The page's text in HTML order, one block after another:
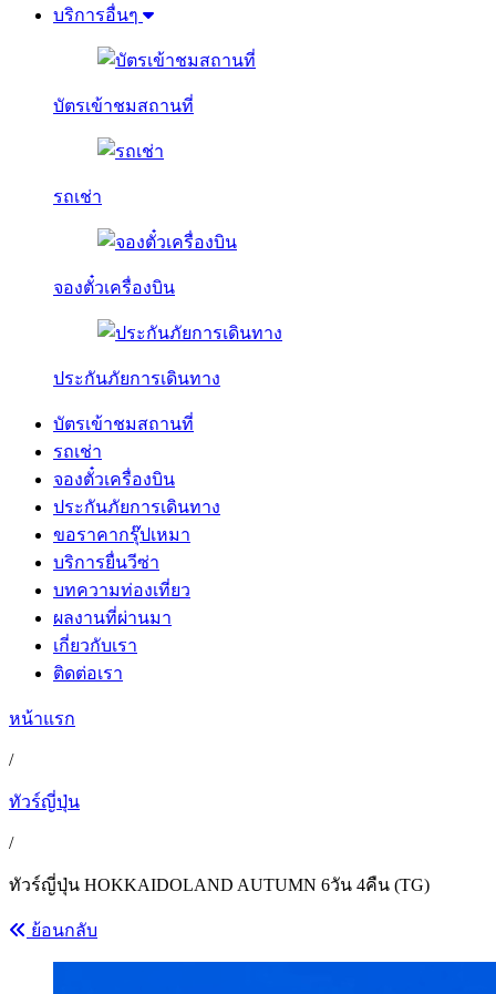
บริการอื่นๆ
บัตรเข้าชมสถานที่
รถเช่า
จองตั๋วเครื่องบิน
ประกันภัยการเดินทาง
บัตรเข้าชมสถานที่
รถเช่า
จองตั๋วเครื่องบิน
ประกันภัยการเดินทาง
ขอราคากรุ๊ปเหมา
บริการยื่นวีซ่า
บทความท่องเที่ยว
ผลงานที่ผ่านมา
เกี่ยวกับเรา
ติดต่อเรา
หน้าแรก
/
ทัวร์ญี่ปุ่น
/
ทัวร์ญี่ปุ่น HOKKAIDOLAND AUTUMN 6วัน 4คืน (TG)
ย้อนกลับ